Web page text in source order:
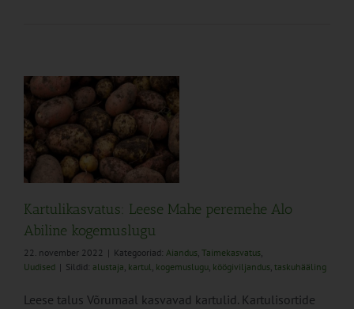
Kartulikasvatus: Leese Mahe peremehe Alo
Abiline kogemuslugu
22. november 2022 | Kategooriad: Aiandus, Taimekasvatus,
Uudised | Sildid: alustaja, kartul, kogemuslugu, köögiviljandus, taskuhääling
Leese talus Võrumaal kasvavad kartulid. Kartulisortide